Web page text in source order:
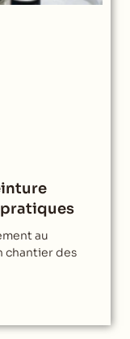
pratiques
au
chantier des